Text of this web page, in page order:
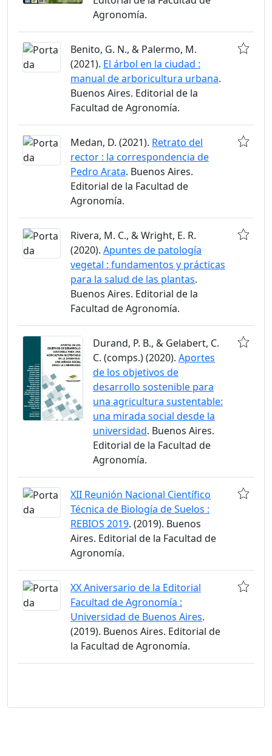
Agronomía.
Benito, G. N., & Palermo, M.
(2021). El árbol en la ciudad :
manual de arboricultura urbana.
Buenos Aires. Editorial de la
Facultad de Agronomía.
Medan, D. (2021). Retrato del
rector : la correspondencia de
Pedro Arata. Buenos Aires.
Editorial de la Facultad de
Agronomía.
Rivera, M. C., & Wright, E. R.
(2020). Apuntes de patología
vegetal : fundamentos y prácticas
para la salud de las plantas.
Buenos Aires. Editorial de la
Facultad de Agronomía.
Durand, P. B., & Gelabert, C.
C. (comps.) (2020). Aportes
de los objetivos de
desarrollo sostenible para
una agricultura sustentable:
una mirada social desde la
universidad. Buenos Aires.
Editorial de la Facultad de
Agronomía.
XII Reunión Nacional Científico
Técnica de Biología de Suelos :
REBIOS 2019. (2019). Buenos
Aires. Editorial de la Facultad de
Agronomía.
XX Aniversario de la Editorial
Facultad de Agronomía :
Universidad de Buenos Aires.
(2019). Buenos Aires. Editorial de
la Facultad de Agronomía.